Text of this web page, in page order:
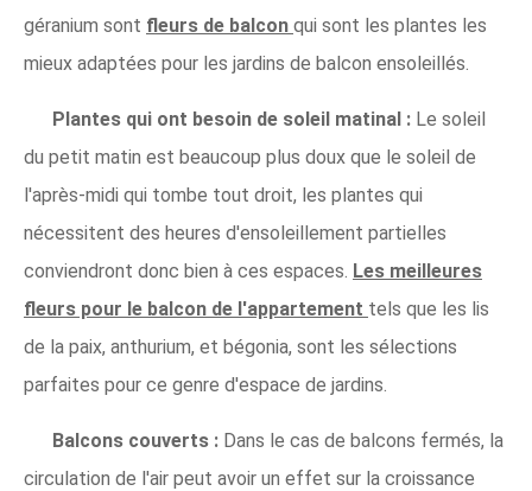
géranium sont fleurs de balcon qui sont les plantes les
mieux adaptées pour les jardins de balcon ensoleillés.
Plantes qui ont besoin de soleil matinal : Le soleil
du petit matin est beaucoup plus doux que le soleil de
l'après-midi qui tombe tout droit, les plantes qui
nécessitent des heures d'ensoleillement partielles
conviendront donc bien à ces espaces. Les meilleures
fleurs pour le balcon de l'appartement tels que les lis
de la paix, anthurium, et bégonia, sont les sélections
parfaites pour ce genre d'espace de jardins.
Balcons couverts : Dans le cas de balcons fermés, la
circulation de l'air peut avoir un effet sur la croissance